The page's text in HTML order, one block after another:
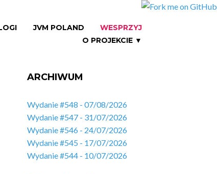
JVM POLAND
WESPRZYJ
O PROJEKCIE ▼
ARCHIWUM
Wydanie #548 - 07/08/2026
Wydanie #547 - 31/07/2026
Wydanie #546 - 24/07/2026
Wydanie #545 - 17/07/2026
Wydanie #544 - 10/07/2026